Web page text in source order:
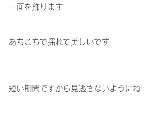
一面を飾ります
あちこちで揺れて美しいです
短い期間ですから見逃さないようにね